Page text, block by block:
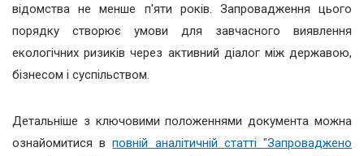
відомства не менше п'яти років. Запровадження цього
порядку створює умови для завчасного виявлення
екологічних ризиків через активний діалог між державою,
бізнесом і суспільством.
Детальніше з ключовими положеннями документа можна
ознайомитися вповній аналітичній статті "Запроваджено